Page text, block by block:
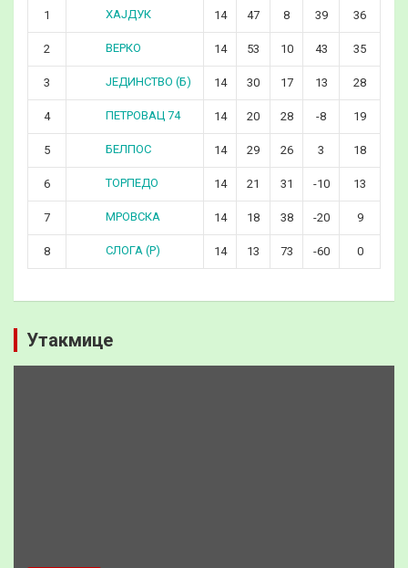
1 ХАЈДУК 14 47 8 39 36
2 ВЕРКО 14 53 10 43 35
3 ЈЕДИНСТВО (Б) 14 30 17 13 28
4 ПЕТРОВАЦ 74 14 20 28 -8 19
5 БЕЛПОС 14 29 26 3 18
6 ТОРПЕДО 14 21 31 -10 13
7 МРОВСКА 14 18 38 -20 9
8 СЛОГА (Р) 14 13 73 -60 0
Утакмице